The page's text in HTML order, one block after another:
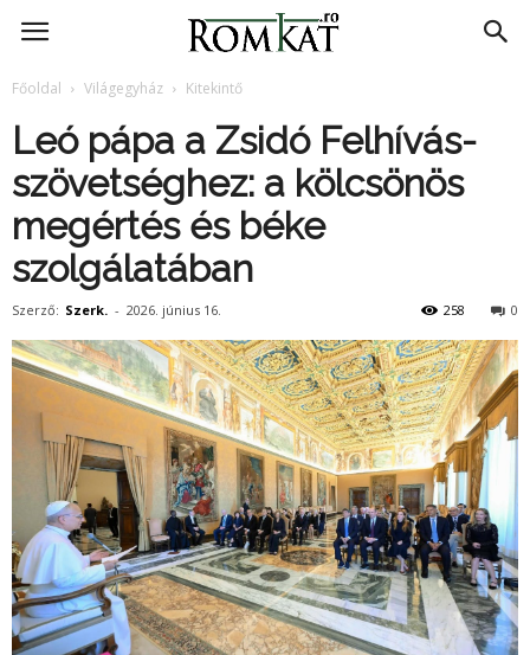
RomKat.ro
Főoldal Világegyház Kitekintő
Leó pápa a Zsidó Felhívás-
szövetséghez: a kölcsönös
megértés és béke
szolgálatában
Szerző: Szerk. - 2026. június 16. 0
258